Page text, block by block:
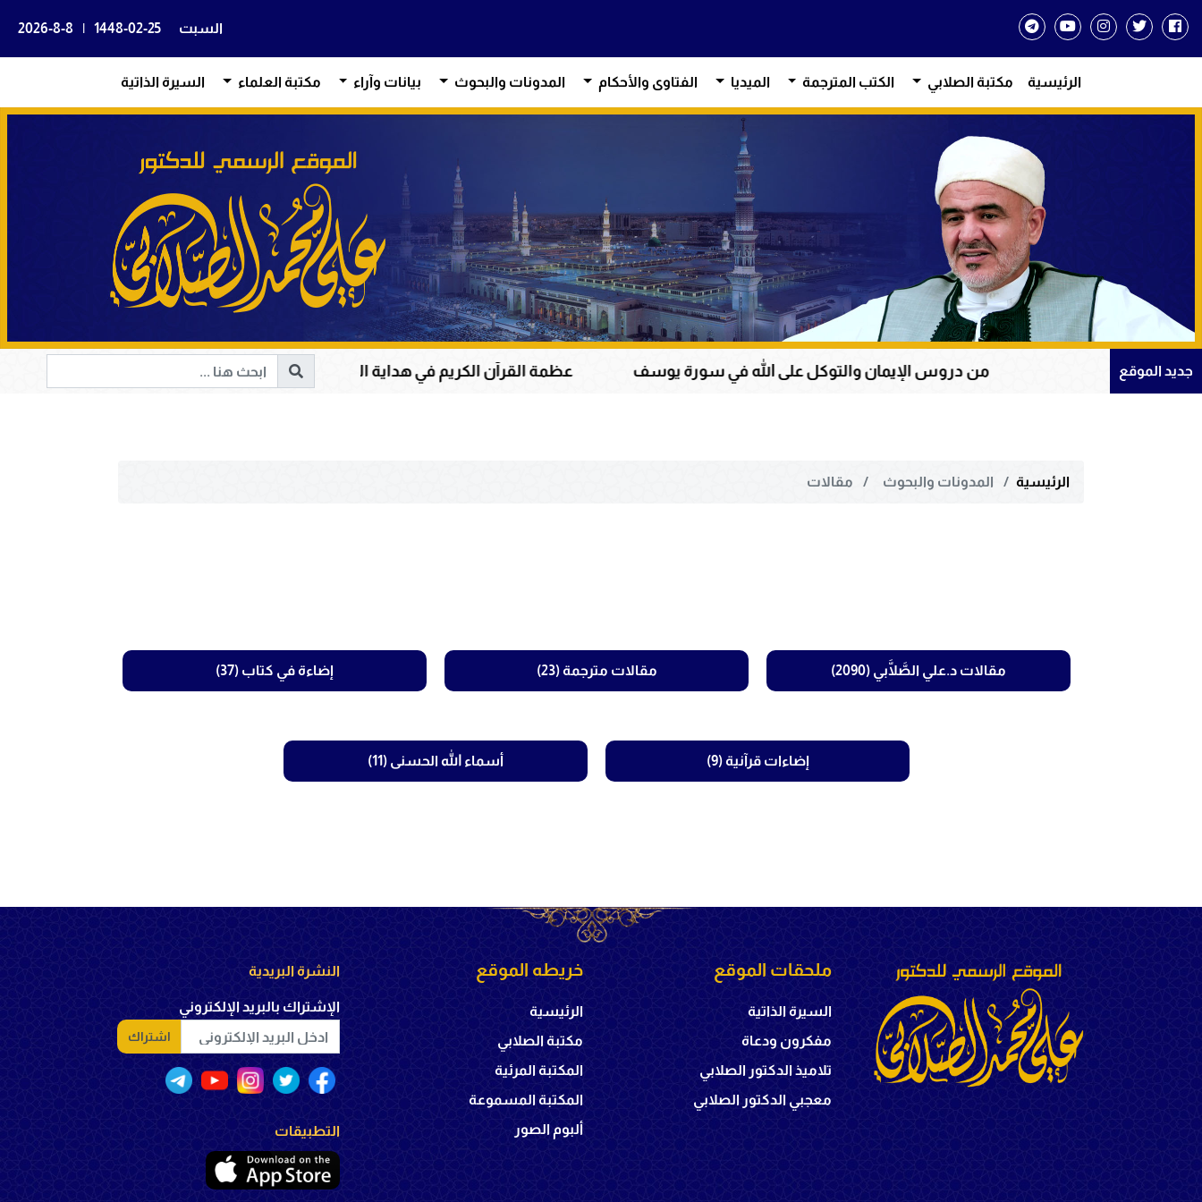
السبت 1448-02-25
|
2026-8-8
الرئيسية مكتبة الصلابي الكتب المترجمة الميديا الفتاوى والأحكام المدونات والبحوث بيانات وآراء مكتبة العلماء السيرة الذاتية
جديد الموقع من دروس الإيمان والتوكل على الله في سورة يوسف عظمة القرآن الكريم في هداية القلوب وإصلاح المجتمعات وقيادة الإنسانية إلى الحق والخير
الرئيسية المدونات والبحوث مقالات
مقالات د.علي الصَّلَّابي (2090) مقالات مترجمة (23) إضاءة في كتاب (37)
إضاءات قرآنية (9) أسماء الله الحسنى (11)
ملحقات الموقع
السيرة الذاتية
مفكرون ودعاة
تلاميذ الدكتور الصلابي
معجبي الدكتور الصلابي
خريطه الموقع
الرئيسية
مكتبة الصلابي
المكتبة المرئية
المكتبة المسموعة
ألبوم الصور
النشرة البريدية
الإشتراك بالبريد الإلكتروني
اشتراك
التطبيقات